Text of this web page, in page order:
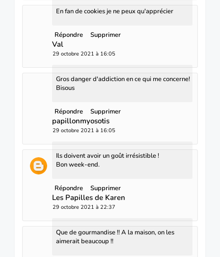
En fan de cookies je ne peux qu'apprécier
Répondre Supprimer
Val
29 octobre 2021 à 16:05
Gros danger d'addiction en ce qui me concerne!
Bisous
Répondre Supprimer
papillonmyosotis
29 octobre 2021 à 16:05
Ils doivent avoir un goût irrésistible !
Bon week-end.
Répondre Supprimer
Les Papilles de Karen
29 octobre 2021 à 22:37
Que de gourmandise !! A la maison, on les
aimerait beaucoup !!